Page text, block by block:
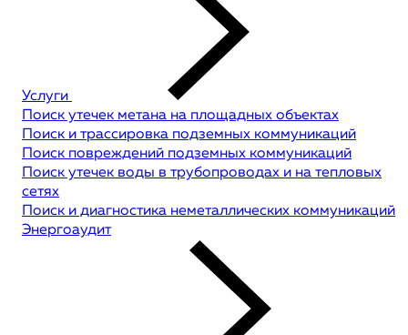
Услуги
Поиск утечек метана на площадных объектах
Поиск и трассировка подземных коммуникаций
Поиск повреждений подземных коммуникаций
Поиск утечек воды в трубопроводах и на тепловых
сетях
Поиск и диагностика неметаллических коммуникаций
Энергоаудит